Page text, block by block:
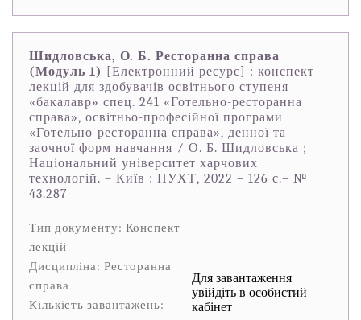
Шидловська, О. Б. Ресторанна справа
(Модуль 1)
[Електронний ресурс] : конспект
лекцій для здобувачів освітнього ступеня
«бакалавр» спец. 241 «Готельно-ресторанна
справа», освітньо-професійної програми
«Готельно-ресторанна справа», денної та
заочної форм навчання ⁄ О. Б. Шидловська ;
Національний університет харчових
технологій. – Київ : НУХТ, 2022 – 126 с.– №
43.287
Тип документу: Конспект
лекцій
Дисципліна: Ресторанна
справа
Кількість завантажень:
Для завантаження
увійдіть в особистий
кабінет